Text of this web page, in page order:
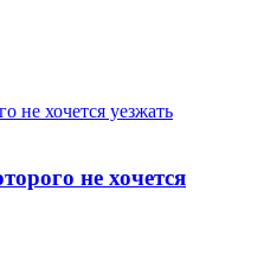
не хочется